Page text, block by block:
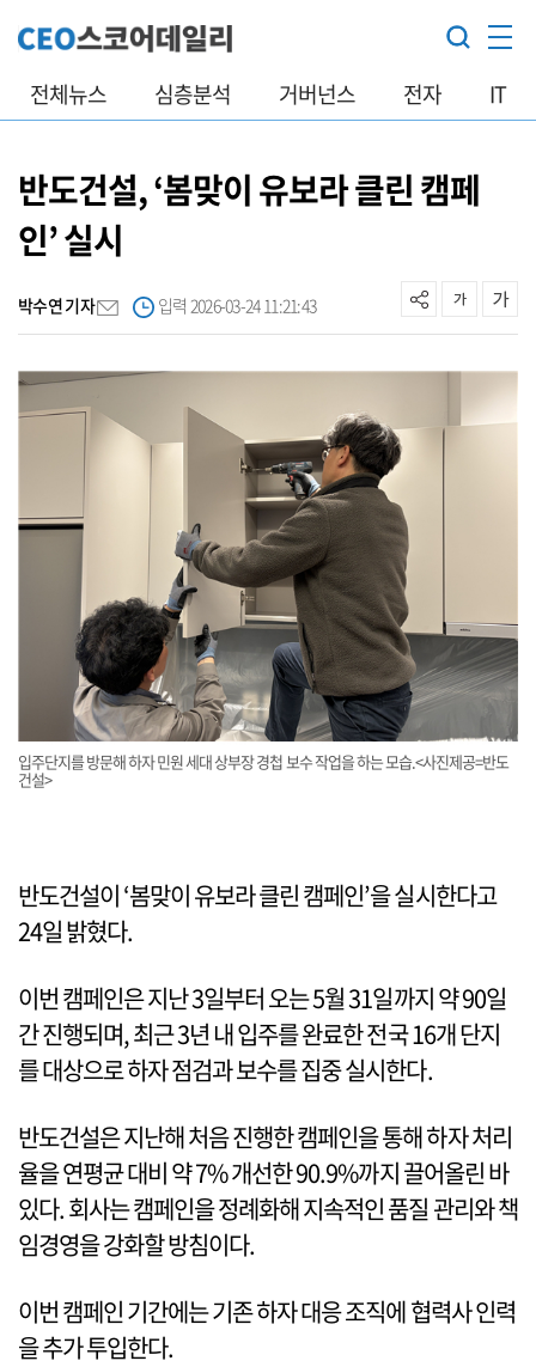
전체뉴스 심층분석 거버넌스 전자 IT
반도건설, ‘봄맞이 유보라 클린 캠페
인’ 실시
박수연 기자 입력 2026-03-24 11:21:43
입주단지를 방문해 하자 민원 세대 상부장 경첩 보수 작업을 하는 모습.<사진제공=반도
건설>
반도건설이 ‘봄맞이 유보라 클린 캠페인’을 실시한다고
24일 밝혔다.
이번 캠페인은 지난 3일부터 오는 5월 31일까지 약 90일
간 진행되며, 최근 3년 내 입주를 완료한 전국 16개 단지
를 대상으로 하자 점검과 보수를 집중 실시한다.
반도건설은 지난해 처음 진행한 캠페인을 통해 하자 처리
율을 연평균 대비 약 7% 개선한 90.9%까지 끌어올린 바
있다. 회사는 캠페인을 정례화해 지속적인 품질 관리와 책
임경영을 강화할 방침이다.
이번 캠페인 기간에는 기존 하자 대응 조직에 협력사 인력
을 추가 투입한다.